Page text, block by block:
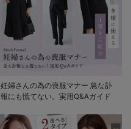
妊婦さんの為の喪服マナー 急な訃
報にも慌てない。実用Q&Aガイド